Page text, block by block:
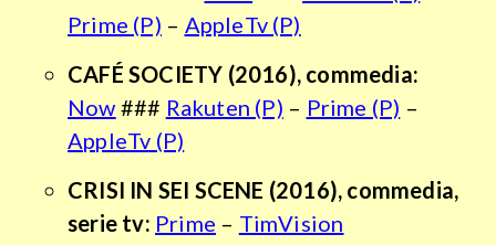
Prime (P) – AppleTv (P)
CAFÉ SOCIETY (2016), commedia:
Now ### Rakuten (P) – Prime (P) –
AppleTv (P)
CRISI IN SEI SCENE (2016), commedia,
serie tv: Prime – TimVision